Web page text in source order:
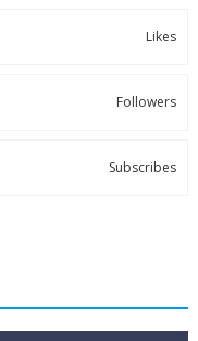
Likes
Followers
Subscribes